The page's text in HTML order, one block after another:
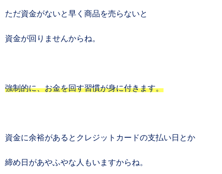
ただ資金がないと早く商品を売らないと
資金が回りませんからね。
強制的に、お金を回す習慣が身に付きます。
資金に余裕があるとクレジットカードの支払い日とか
締め日があやふやな人もいますからね。